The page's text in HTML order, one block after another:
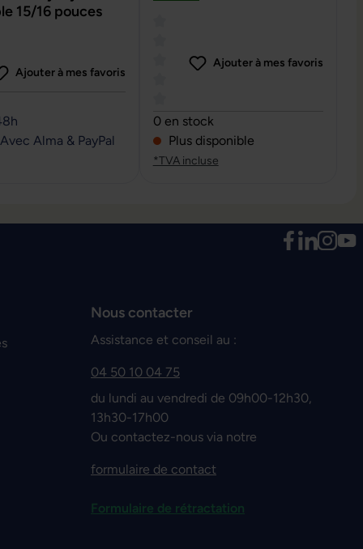
15/16 pouces
sur 5 étoiles
Ajouter à mes favoris
Alma & PayPal
Note moyenne de 0 sur 5 étoiles
Ajouter à mes favoris
0 en stock
Plus disponible
*TVA incluse
Nous contacter
Assistance et conseil au :
04 50 10 04 75
du lundi au vendredi de 09h00-12h30,
13h30-17h00
Ou contactez-nous via notre
formulaire de contact
Formulaire de rétractation